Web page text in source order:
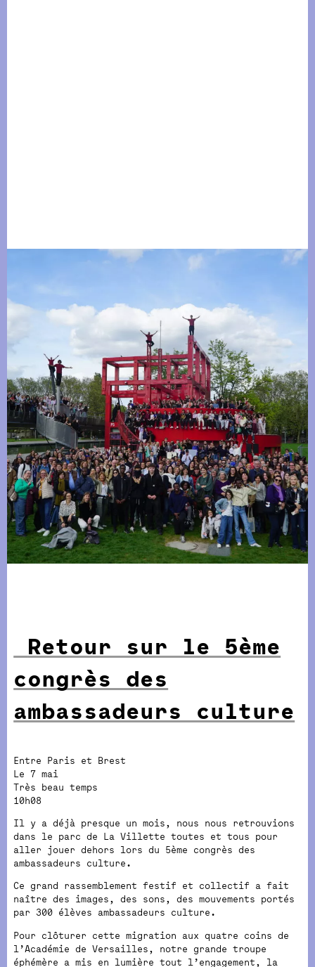
Retour sur le 5ème
congrès des
ambassadeurs culture
Entre Paris et Brest
Le 7 mai
Très beau temps
10h08
Il y a déjà presque un mois, nous nous retrouvions
dans le parc de La Villette toutes et tous pour
aller jouer dehors lors du 5ème congrès des
ambassadeurs culture.
Ce grand rassemblement festif et collectif a fait
naître des images, des sons, des mouvements portés
par 300 élèves ambassadeurs culture.
Pour clôturer cette migration aux quatre coins de
l’Académie de Versailles, notre grande troupe
éphémère a mis en lumière tout l’engagement, la